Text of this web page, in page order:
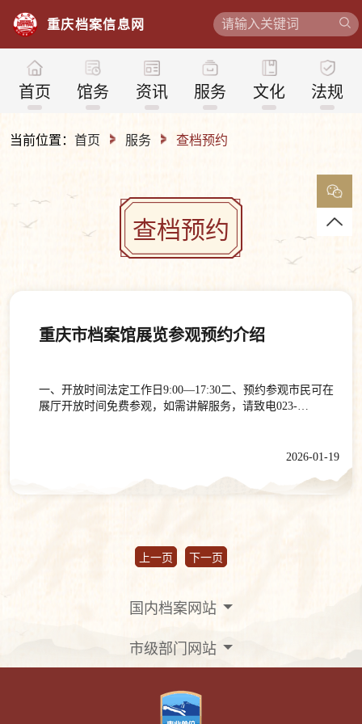
首页 馆务 资讯
重庆档案信息 网
服务 文化 法规
当前位置： 首页 服务 查档预约
查档预约
重庆市档案馆展览参观预约介绍
一、开放时间法定工作日9:00—17:30二、预约参观市民可在
展厅开放时间免费参观，如需讲解服务，请致电023-
道交通5号、10号线中央公园西站3号口出站；公交696、
有：《重庆记忆——近代以来的重庆发展变迁》《民族脊
忆——近代以来的重庆发展变迁》《重庆记忆——近代以来
的重庆发展变迁》位于市档案馆一楼主展厅，面积2100平方
涌两江”“直辖新篇”“迈步新时代”七个部分，共展出490余份
珍贵档案、1300余张新老照片及部分影像资料，真实再现了
名称：《民族脊梁 巴渝丰碑——中国共产党重庆革命史
方米。展览内容由重庆市档案馆和中共重庆市委党史研究室
联合打造，分“巴山渝水 革命洪流”“血雨腥风 屡仆屡起”“雾
2026-01-19
上一页 下一页
国内档案网站
市级部门网站